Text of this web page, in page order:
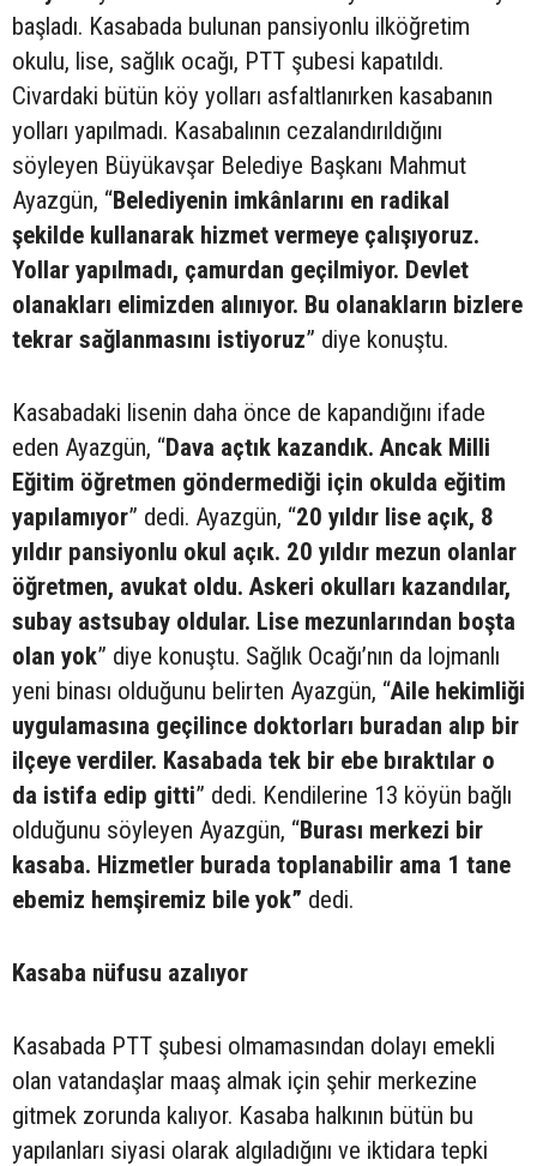
başladı. Kasabada bulunan pansiyonlu ilköğretim
okulu, lise, sağlık ocağı, PTT şubesi kapatıldı.
Civardaki bütün köy yolları asfaltlanırken kasabanın
yolları yapılmadı. Kasabalının cezalandırıldığını
söyleyen Büyükavşar Belediye Başkanı Mahmut
Ayazgün, “Belediyenin imkânlarını en radikal
şekilde kullanarak hizmet vermeye çalışıyoruz.
Yollar yapılmadı, çamurdan geçilmiyor. Devlet
olanakları elimizden alınıyor. Bu olanakların bizlere
tekrar sağlanmasını istiyoruz” diye konuştu.
Kasabadaki lisenin daha önce de kapandığını ifade
eden Ayazgün, “Dava açtık kazandık. Ancak Milli
Eğitim öğretmen göndermediği için okulda eğitim
yapılamıyor” dedi. Ayazgün, “20 yıldır lise açık, 8
yıldır pansiyonlu okul açık. 20 yıldır mezun olanlar
öğretmen, avukat oldu. Askeri okulları kazandılar,
subay astsubay oldular. Lise mezunlarından boşta
olan yok” diye konuştu. Sağlık Ocağı’nın da lojmanlı
yeni binası olduğunu belirten Ayazgün, “Aile hekimliği
uygulamasına geçilince doktorları buradan alıp bir
ilçeye verdiler. Kasabada tek bir ebe bıraktılar o
da istifa edip gitti” dedi. Kendilerine 13 köyün bağlı
olduğunu söyleyen Ayazgün, “Burası merkezi bir
kasaba. Hizmetler burada toplanabilir ama 1 tane
ebemiz hemşiremiz bile yok” dedi.
Kasaba nüfusu azalıyor
Kasabada PTT şubesi olmamasından dolayı emekli
olan vatandaşlar maaş almak için şehir merkezine
gitmek zorunda kalıyor. Kasaba halkının bütün bu
yapılanları siyasi olarak algıladığını ve iktidara tepki